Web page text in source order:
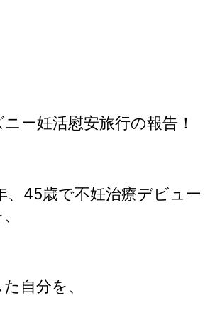
ー妊活慰安旅行の報告！
、45歳で不妊治療デビュー
自分を、